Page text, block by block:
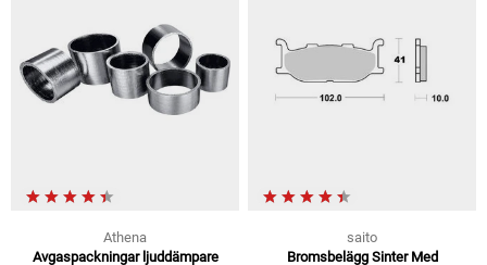
Athena
Avgaspackningar ljuddämpare
saito
Bromsbelägg Sinter Med